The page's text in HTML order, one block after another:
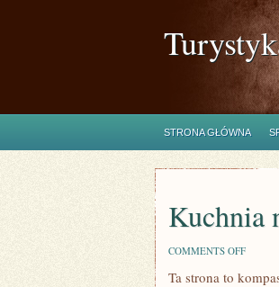
STRONA GŁÓWNA
Kuchnia
COMMENTS OFFON
NAD
Ta strona to